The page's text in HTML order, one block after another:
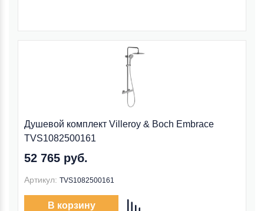
Душевой комплект Villeroy & Boch Embrace
TVS1082500161
52 765 руб.
Артикул: TVS1082500161
В корзину